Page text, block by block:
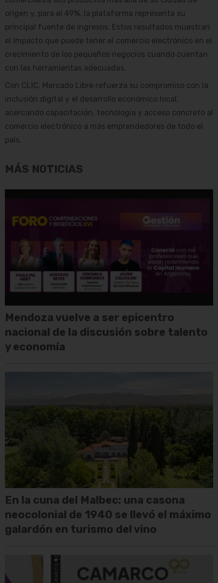
origen y, para el 49%, la plataforma representa su
principal fuente de ingresos. Estos resultados muestran
el impacto que puede tener el comercio electrónico en el
crecimiento de los pequeños negocios cuando cuentan
con las herramientas adecuadas.
Con CLIC, Mercado Libre refuerza su compromiso con la
inclusión digital y el desarrollo económico local,
acercando capacitación, tecnología y acceso concreto al
comercio electrónico a más emprendedores de todo el
país.
MÁS NOTICIAS
Mendoza vuelve a ser epicentro
nacional de la discusión sobre talento
y economía
En la cuna del Malbec: una casona
neocolonial de 1940 se llevó el máximo
galardón en turismo del vino